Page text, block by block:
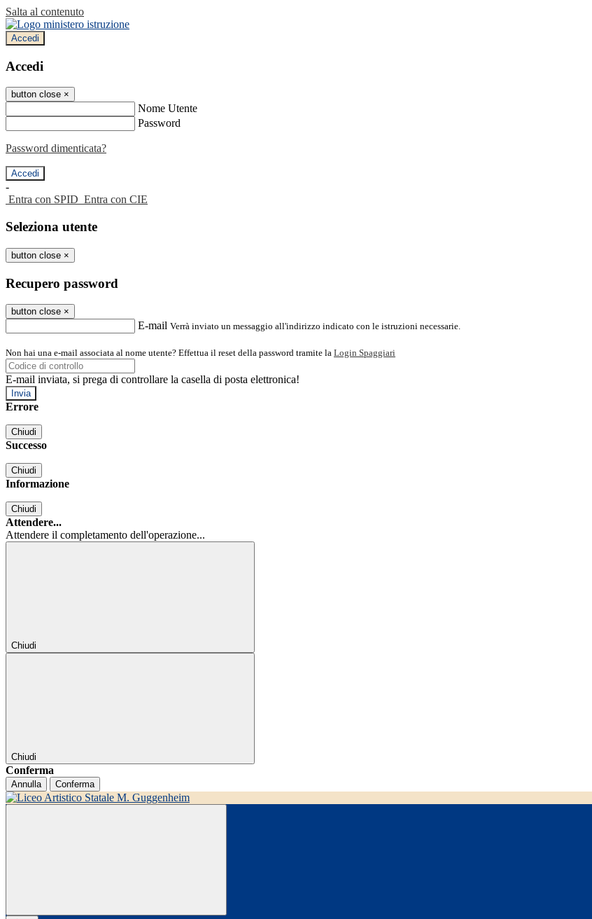
Salta al contenuto
Accedi
Accedi
button close ×
Nome Utente
Password
Password dimenticata?
-
Entra con SPID Entra con CIE
Seleziona utente
button close ×
Recupero password
button close ×
E-mail Verrà inviato un messaggio all'indirizzo indicato con le istruzioni necessarie.
Non hai una e-mail associata al nome utente? Effettua il reset della password tramite la Login Spaggiari
E-mail inviata, si prega di controllare la casella di posta elettronica!
Errore
Chiudi
Successo
Chiudi
Informazione
Chiudi
Attendere...
Attendere il completamento dell'operazione...
Chiudi
Chiudi
Conferma
Annulla Conferma